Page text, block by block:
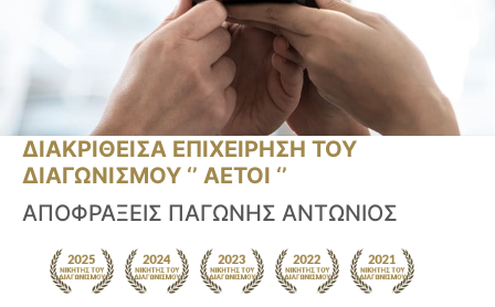
ΔΙΑΚΡΙΘΕΙΣΑ ΕΠΙΧΕΙΡΗΣΗ ΤΟΥ
ΔΙΑΓΩΝΙΣΜΟΥ ‘’ ΑΕΤΟΙ ‘’
ΑΠΟΦΡΑΞΕΙΣ ΠΑΓΩΝΗΣ ΑΝΤΩΝΙΟΣ